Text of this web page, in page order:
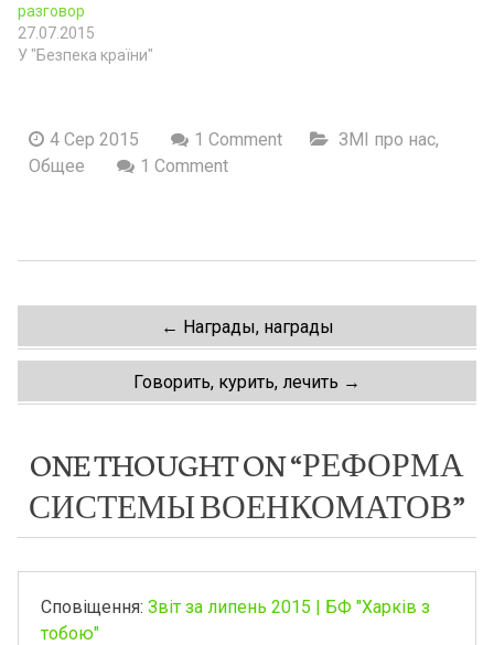
разговор
27.07.2015
У "Безпека країни"
4 Сер 2015 1 Comment ЗМІ про нас,
Общее
1 Comment
Post
navigation
← Награды, награды
Говорить, курить, лечить →
ONE THOUGHT ON “РЕФОРМА
СИСТЕМЫ ВОЕНКОМАТОВ”
Сповіщення: Звіт за липень 2015 | БФ "Харків з
тобою"